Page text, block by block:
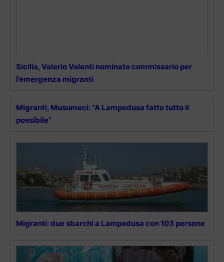
Sicilia, Valerio Valenti nominato commissario per
l’emergenza migranti
Migranti, Musumeci: “A Lampedusa fatto tutto il
possibile”
Migranti: due sbarchi a Lampedusa con 103 persone